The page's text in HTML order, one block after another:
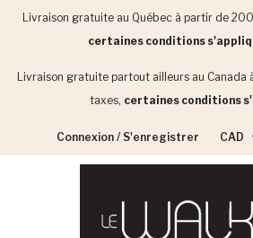
Livraison gratuite au Québec à partir de
certaines conditions
Livraison gratuite partout ailleurs au
taxes, certaines conditions
Connexion / S'enregistrer CAD